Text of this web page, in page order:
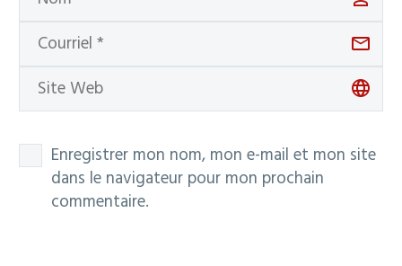
Enregistrer mon nom, mon e-mail et mon site
dans le navigateur pour mon prochain
commentaire.